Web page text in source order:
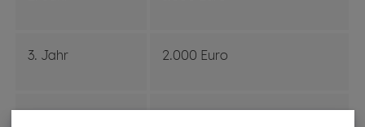
3. Jahr 2.000 Euro